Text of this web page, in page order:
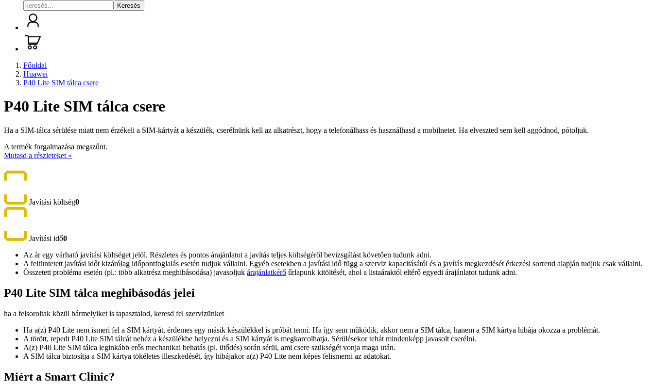
Keresés
Főoldal
Huawei
P40 Lite SIM tálca csere
P40 Lite SIM tálca csere
Ha a SIM-tálca sérülése miatt nem érzékeli a SIM-kártyát a készülék, cserélnünk kell az alkatrészt, hogy a telefonálhass és használhasd a mobilnetet. Ha elveszted sem kell aggódnod, pótoljuk.
A termék forgalmazása megszűnt.
Mutasd a részleteket »
Javítási költség0
Javítási idő0
Az ár egy várható javítási költséget jelöl. Részletes és pontos árajánlatot a javítás teljes költségéről bevizsgálást követően tudunk adni.
A feltüntetett javítási időt kizárólag időpontfoglalás esetén tudjuk vállalni. Egyéb esetekben a javítási idő függ a szerviz kapacitásától és a javítás megkezdését érkezési sorrend alapján tudjuk csak vállalni.
Összetett probléma esetén (pl.: több alkatrész meghibásodása) javasoljuk árajánlatkérő űrlapunk kitöltését, ahol a listaáraktól eltérő egyedi árajánlatot tudunk adni.
P40 Lite SIM tálca meghibásodás jelei
ha a felsoroltak közül bármelyiket is tapasztalod, keresd fel szervizünket
Ha a(z) P40 Lite nem ismeri fel a SIM kártyát, érdemes egy másik készülékkel is próbát tenni. Ha így sem működik, akkor nem a SIM tálca, hanem a SIM kártya hibája okozza a problémát.
A törött, repedt P40 Lite SIM tálcát nehéz a készülékbe helyezni és a SIM kártyát is megkarcolhatja. Sérülésekor tehát mindenképp javasolt cserélni.
A(z) P40 Lite SIM tálca leginkább erős mechanikai behatás (pl. ütődés) során sérül, ami csere szükségét vonja maga után.
A SIM tálca biztosítja a SIM kártya tökéletes illeszkedését, így hibájakor a(z) P40 Lite nem képes felismerni az adatokat.
Miért a Smart Clinic?